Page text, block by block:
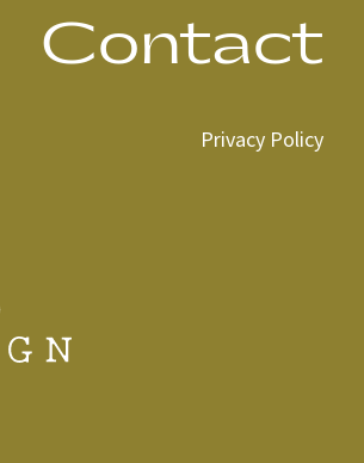
Contact
Privacy Policy